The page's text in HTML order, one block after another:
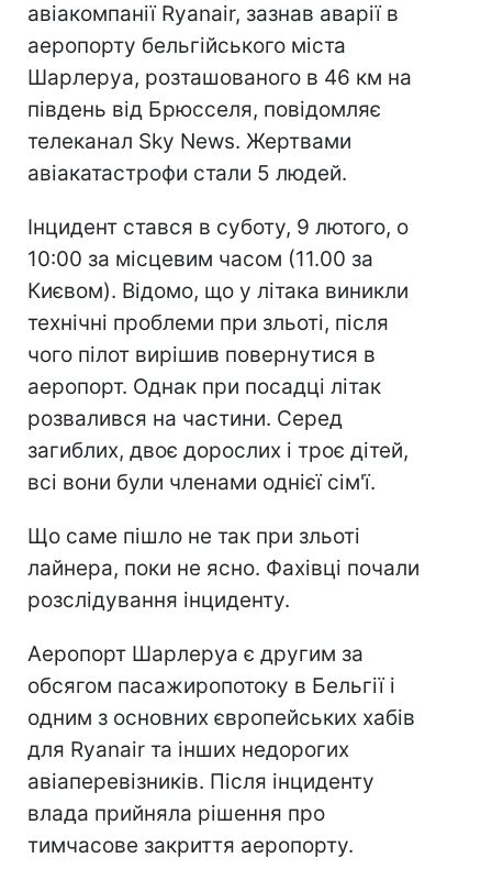
авіакомпанії Ryanair, зазнав аварії в
аеропорту бельгійського міста
Шарлеруа, розташованого в 46 км на
південь від Брюсселя, повідомляє
телеканал Sky News. Жертвами
авіакатастрофи стали 5 людей.
Інцидент стався в суботу, 9 лютого, о
10:00 за місцевим часом (11.00 за
Києвом). Відомо, що у літака виникли
технічні проблеми при зльоті, після
чого пілот вирішив повернутися в
аеропорт. Однак при посадці літак
розвалився на частини. Серед
загиблих, двоє дорослих і троє дітей,
всі вони були членами однієї сім'ї.
Що саме пішло не так при зльоті
лайнера, поки не ясно. Фахівці почали
розслідування інциденту.
Аеропорт Шарлеруа є другим за
обсягом пасажиропотоку в Бельгії і
одним з основних європейських хабів
для Ryanair та інших недорогих
авіаперевізників. Після інциденту
влада прийняла рішення про
тимчасове закриття аеропорту.